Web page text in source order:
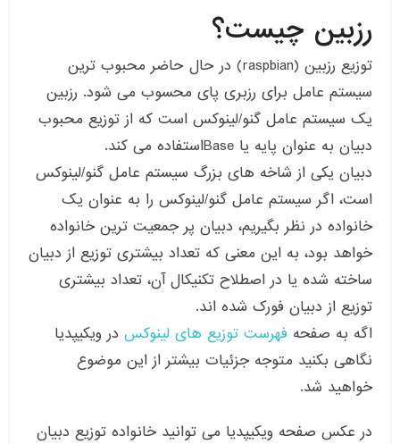
رزبین چیست؟
توزیع رزبین (raspbian) در حال حاضر محبوب ترین
سیستم عامل برای رزبری پای محسوب می شود. رزبین
یک سیستم عامل گنو/لینوکس است که از توزیع محبوب
دبیان به عنوان پایه یا ‌Baseاستفاده می کند.
دبیان یکی از شاخه های بزرگ سیستم عامل گنو/لینوکس
است، اگر سیستم عامل گنو/لینوکس را به عنوان یک
خانواده در نظر بگیریم، دبیان پر جمعیت ترین خانواده
خواهد بود، به این معنی که تعداد بیشتری توزیع از دبیان
ساخته شده یا در اصطلاح تکنیکال آن، تعداد بیشتری
توزیع از دبیان فورک شده اند.
اگه به صفحهفهرست توزیع های لینوکس در ویکیپدیا
نگاهی بکنید متوجه جزئیات بیشتر از این موضوع
خواهید شد.
در عکس صفحه ویکیپدیا می توانید خانواده توزیع دبیان